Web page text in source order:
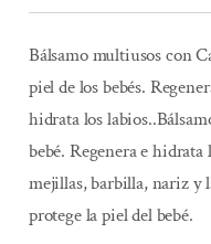
Bálsamo multiusos con
piel de los bebés.
hidrata los
bebé. Regenera e hidrata
mejillas, barbilla, nariz y
protege la piel del bebé.